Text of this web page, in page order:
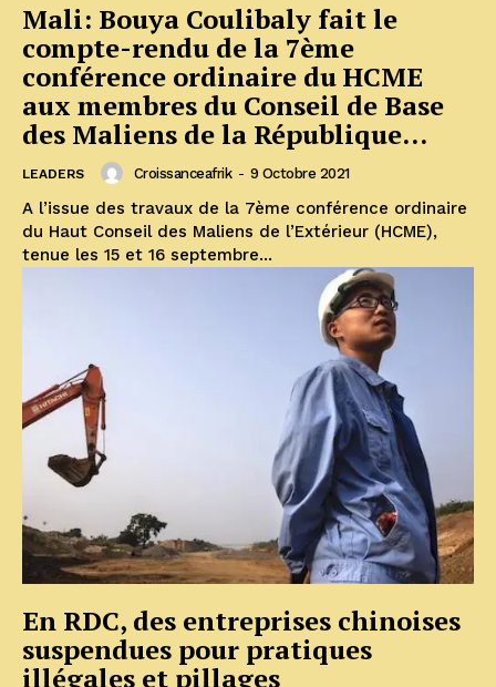
Mali: Bouya Coulibaly fait le
compte-rendu de la 7ème
conférence ordinaire du HCME
aux membres du Conseil de Base
des Maliens de la République...
LEADERS Croissanceafrik - 9 Octobre 2021
A l’issue des travaux de la 7ème conférence ordinaire
du Haut Conseil des Maliens de l’Extérieur (HCME),
tenue les 15 et 16 septembre...
En RDC, des entreprises chinoises
suspendues pour pratiques
illégales et pillages